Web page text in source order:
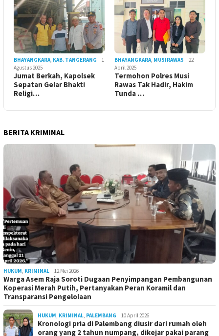
BHAYANGKARA, KAB. TANGERANG
1
Agustus 2025
Jumat Berkah, Kapolsek
Sepatan Gelar Bhakti
Religi…
BHAYANGKARA, MUSIRAWAS
22
April 2025
Termohon Polres Musi
Rawas Tak Hadir, Hakim
Tunda …
BERITA KRIMINAL
HUKUM, KRIMINAL 12 Mei 2026
Warga Asem Raja Soroti Dugaan Penyimpangan Pembangunan
Koperasi Merah Putih, Pertanyakan Peran Koramil dan
Transparansi Pengelolaan
HUKUM, KRIMINAL, PALEMBANG 10 April 2026
Kronologi pria di Palembang diusir dari rumah oleh
orang yang 2 tahun numpang, dikejar pakai parang